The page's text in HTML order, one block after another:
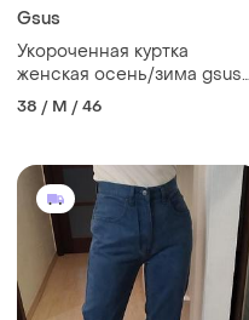
Gsus
Укороченная куртка
женская осень/зима gsus
sindustries
38 / M / 46